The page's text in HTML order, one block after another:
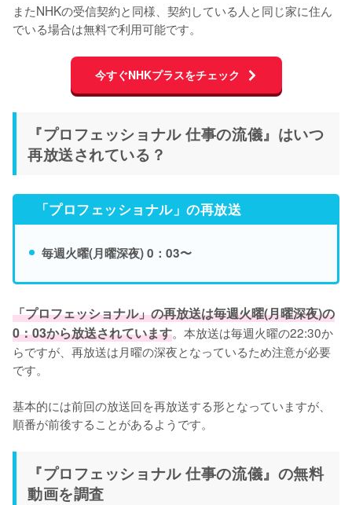
またNHKの受信契約と同様、契約している人と同じ家に住ん
でいる場合は無料で利用可能です。
今すぐNHKプラスをチェック
『プロフェッショナル 仕事の流儀』はいつ
再放送されている？
「プロフェッショナル」の再放送
毎週火曜(月曜深夜) 0：03〜
「プロフェッショナル」の再放送は毎週火曜(月曜深夜)の
0：03から放送されています。本放送は毎週火曜の22:30か
らですが、再放送は月曜の深夜となっているため注意が必要
です。
基本的には前回の放送回を再放送する形となっていますが、
順番が前後することがあるようです。
『プロフェッショナル 仕事の流儀』の無料
動画を調査